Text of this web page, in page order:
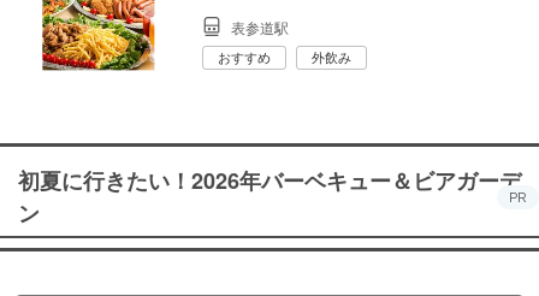
表参道駅
おすすめ 外飲み
初夏に行きたい！2026年バーベキュー＆ビアガーデ
ン
PR